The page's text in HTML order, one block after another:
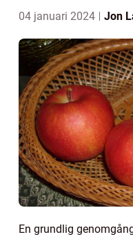
04 januari 2024 Jon
En grundlig